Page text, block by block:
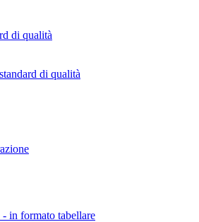
di qualità
di qualità
in formato tabellare